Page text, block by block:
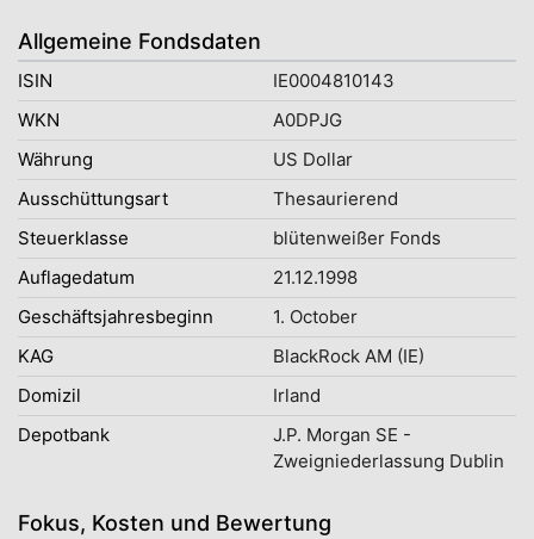
Allgemeine Fondsdaten
ISIN
IE0004810143
WKN
A0DPJG
Währung
US Dollar
Ausschüttungsart
Thesaurierend
Steuerklasse
blütenweißer Fonds
Auflagedatum
21.12.1998
Geschäftsjahresbeginn
1. October
KAG
BlackRock AM (IE)
Domizil
Irland
Depotbank
J.P. Morgan SE -
Zweigniederlassung Dublin
Fokus, Kosten und Bewertung